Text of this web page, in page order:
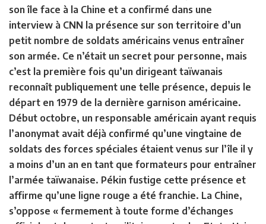
son île face à la Chine et a confirmé dans une
interview à CNN la présence sur son territoire d’un
petit nombre de soldats américains venus entraîner
son armée. Ce n’était un secret pour personne, mais
c’est la première fois qu’un dirigeant taïwanais
reconnaît publiquement une telle présence, depuis le
départ en 1979 de la dernière garnison américaine.
Début octobre, un responsable américain ayant requis
l’anonymat avait déjà confirmé qu’une vingtaine de
soldats des forces spéciales étaient venus sur l’île il y
a moins d’un an en tant que formateurs pour entraîner
l’armée taïwanaise. Pékin fustige cette présence et
affirme qu’une ligne rouge a été franchie. La Chine,
s’oppose « fermement à toute forme d’échanges